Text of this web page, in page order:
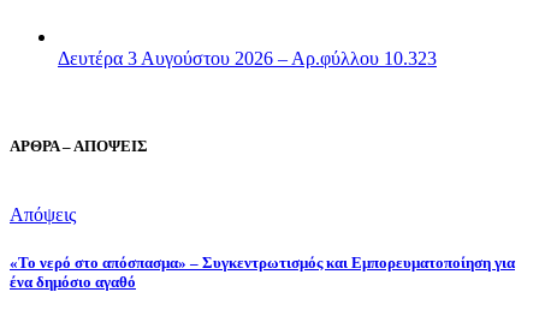
Δευτέρα 3 Αυγούστου 2026 – Αρ.φύλλου 10.323
ΑΡΘΡΑ – ΑΠΟΨΕΙΣ
Απόψεις
«Το νερό στο απόσπασμα» – Συγκεντρωτισμός και Εμπορευματοποίηση για
ένα δημόσιο αγαθό